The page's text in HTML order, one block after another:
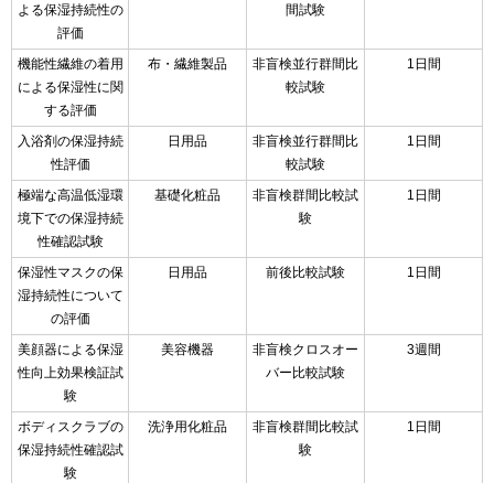
よる保湿持続性の
評価
間試験
機能性繊維の着用
による保湿性に関
する評価
布・繊維製品
非盲検並行群間比
較試験
1日間
入浴剤の保湿持続
性評価
日用品
非盲検並行群間比
較試験
1日間
極端な高温低湿環
境下での保湿持続
性確認試験
基礎化粧品
非盲検群間比較試
験
1日間
保湿性マスクの保
湿持続性について
の評価
日用品 前後比較試験 1日間
美顔器による保湿
性向上効果検証試
験
美容機器
非盲検クロスオー
バー比較試験
3週間
ボディスクラブの
保湿持続性確認試
験
洗浄用化粧品
非盲検群間比較試
験
1日間